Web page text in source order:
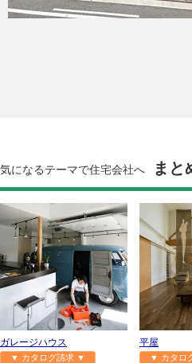
気になるテーマで住宅会社へ まと
ガレージハウス
▼ カタログ請求 ▼
平屋
▼ カタロ